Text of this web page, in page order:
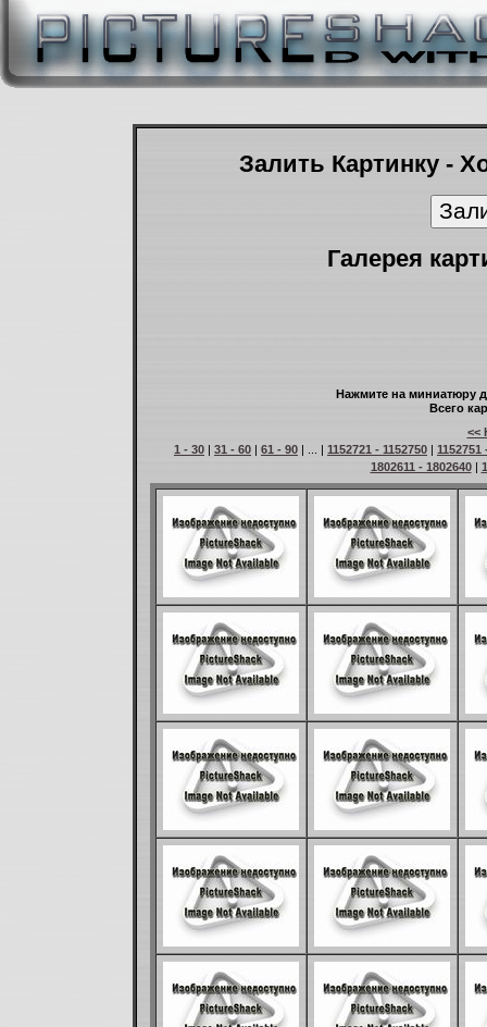
Залить Картинку -
Галерея
Нажмите на миниатюру
Всего
<<
1 - 30 | 31 - 60 | 61 - 90 | ... | 1152721 - 1152750 | 1152751
1802611 - 1802640|